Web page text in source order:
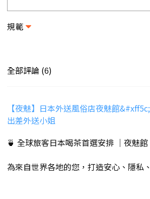
規範
全部評論 (6)
【夜魅】日本外送風俗店夜魅館
出差外送小姐
🍵 全球旅客日本喝茶首選安排 ｜夜魅館
為來自世界各地的您，打造安心、隱私